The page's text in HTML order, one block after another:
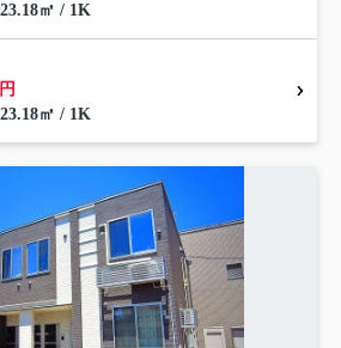
㎡ / 1K
㎡ / 1K